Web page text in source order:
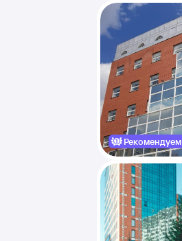
Рекомендуем